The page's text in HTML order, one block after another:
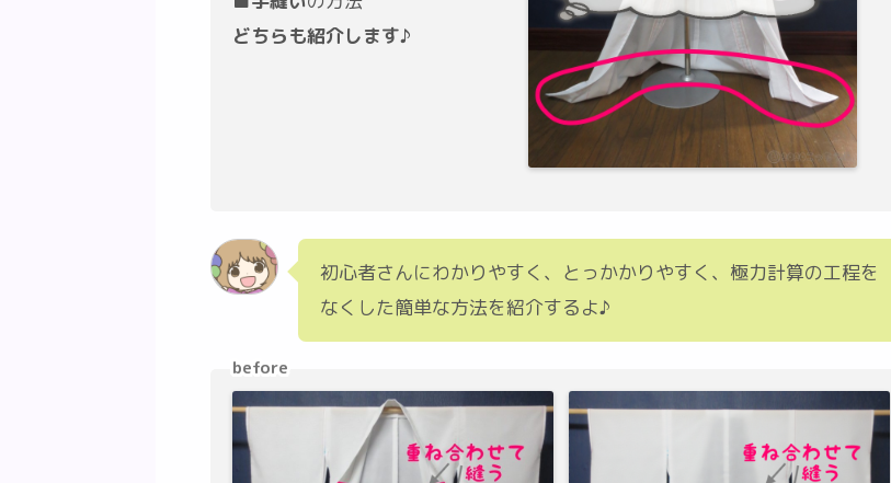
どちらも紹介します♪
初心者さんにわかりやすく、とっかかりやすく、極力計算の工程を
なくした簡単な方法を紹介するよ♪
before